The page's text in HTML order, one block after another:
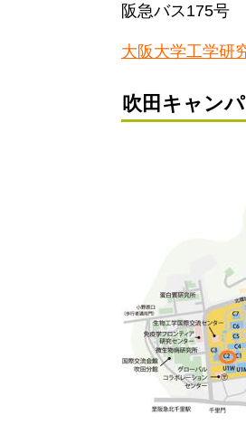
阪急バス175号
大阪大学工学研
吹田キャン